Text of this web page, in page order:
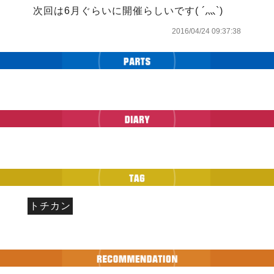
次回は6月ぐらいに開催らしいです( ´灬`)
2016/04/24 09:37:38
トチカン